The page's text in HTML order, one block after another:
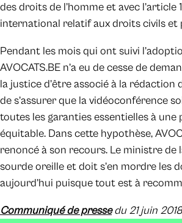
des droits de l’homme et avec l’article
international relatif aux droits civils et
Pendant les mois qui ont suivi
AVOCATS.BE n’a eu de cesse de
la justice d’être associé à la rédaction
de s’assurer que la vidéoconférence
toutes les garanties essentielles à une
équitable. Dans cette hypothèse,
renoncé à son recours. Le ministre de
sourde oreille et doit s’en mordre les
aujourd’hui puisque tout est à
Communiqué de pressedu 21 juin 2018